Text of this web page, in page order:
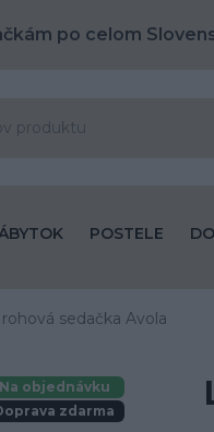
po celom
POSTELE
sedačka Avola
Na objednávku
zdarma